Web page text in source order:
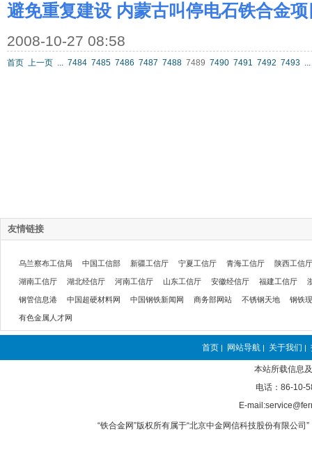
避免重复建设 内蒙古叫停电石铁合金项
2008-10-27 08:58
首页 上一页 ... 7484 7485 7486 7487 7488 7489 7490 7491 7492 7493 ...
友情链接
乌兰察布工信局 中国工信部 新疆工信厅 宁夏工信厅 青海工信厅 陕西工信厅
湖南工信厅 湖北经信厅 河南工信厅 山东工信厅 安徽经信厅 福建工信厅
钢管信息港 中国超硬材料网 中国钢铁新闻网 商务部网站 不锈钢天地 钢铁
有色金属人才网
首页 | 网站导航 | 关于我们 |
本站所载信息
电话：86-10-
E-
“铁合金网”版权所有属于“北京中金网信科技股份有限公司